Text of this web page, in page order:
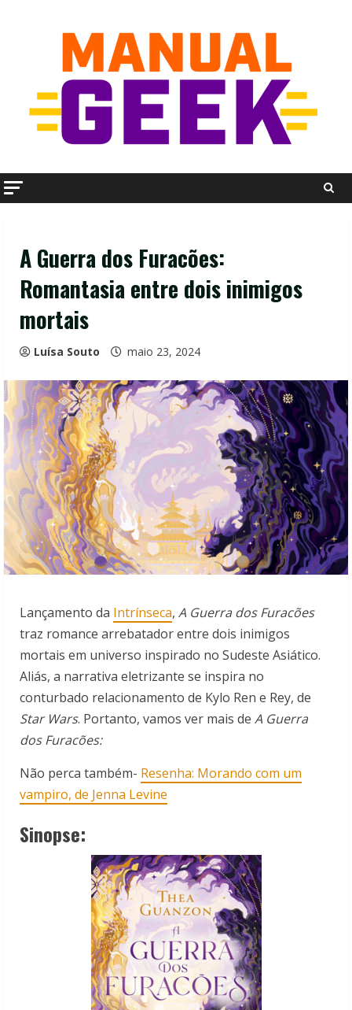
A Guerra dos Furacões:
Romantasia entre dois inimigos
mortais
Luísa Souto maio 23, 2024
Lançamento da Intrínseca, A Guerra dos Furacões
traz romance arrebatador entre dois inimigos
mortais em universo inspirado no Sudeste Asiático.
Aliás, a narrativa eletrizante se inspira no
conturbado relacionamento de Kylo Ren e Rey, de
Star Wars. Portanto, vamos ver mais de A Guerra
dos Furacões:
Não perca também- Resenha: Morando com um
vampiro, de Jenna Levine
Sinopse: